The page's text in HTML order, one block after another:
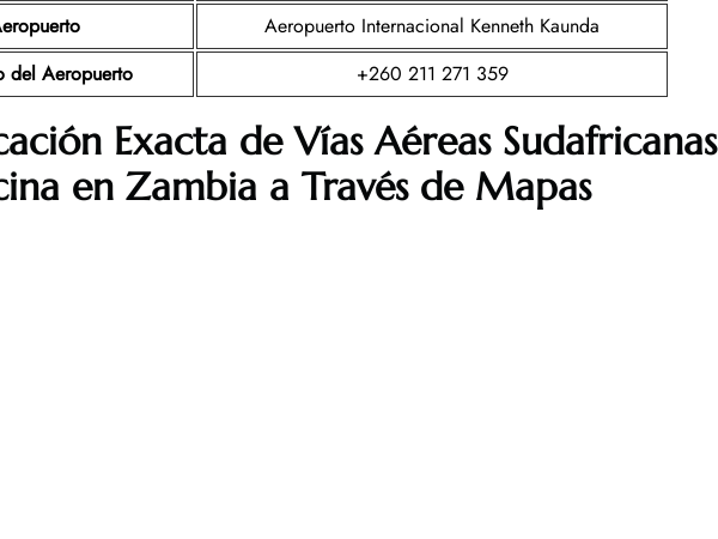
Aeropuerto Internacional Kenneth Kaunda
del Aeropuerto
+260 211 271 359
Exacta de Vías Aéreas Sudafricanas
en Zambia a Través de Mapas